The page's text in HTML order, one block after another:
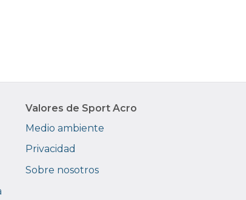
Valores de Sport Acro
Medio ambiente
Privacidad
Sobre nosotros